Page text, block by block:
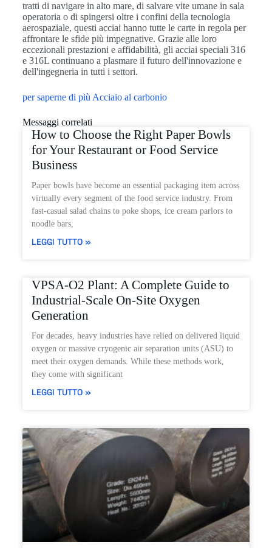
tratti di navigare in alto mare, di salvare vite umane in sala
operatoria o di spingersi oltre i confini della tecnologia
aerospaziale, questi acciai hanno tutte le carte in regola per
affrontare le sfide più impegnative. Grazie alle loro
eccezionali prestazioni e affidabilità, gli acciai speciali 316
e 316L continuano a plasmare il futuro dell'innovazione e
dell'ingegneria in tutti i settori.
per saperne di più Acciaio al carbonio
Messaggi correlati
How to Choose the Right Paper Bowls
for Your Restaurant or Food Service
Business
Paper bowls have become an essential packaging item across
virtually every segment of the food service industry. From
fast-casual salad chains to poke shops, ice cream parlors to
noodle bars,
LEGGI TUTTO »
VPSA-O2 Plant: A Complete Guide to
Industrial-Scale On-Site Oxygen
Generation
For decades, heavy industries have relied on delivered liquid
oxygen or massive cryogenic air separation units (ASU) to
meet their oxygen demands. While these methods work,
they come with significant
LEGGI TUTTO »